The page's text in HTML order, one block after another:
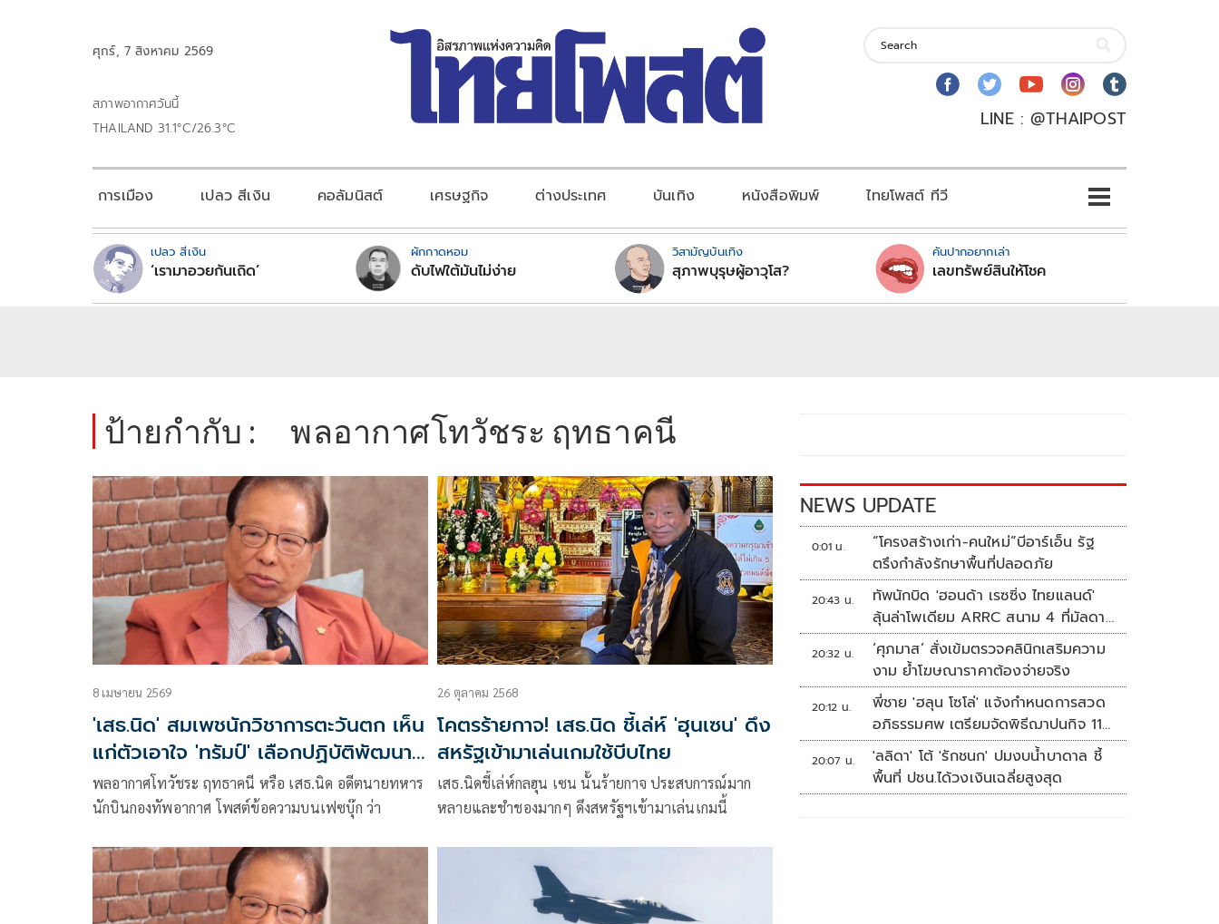
ศุกร์, 7 สิงหาคม 2569
สภาพอากาศวันนี้
THAILAND 31.1°C/26.3°C
LINE : @THAIPOST
การเมือง เปลว สีเงิน คอลัมนิสต์ เศรษฐกิจ ต่างประเทศ บันเทิง หนังสือพิมพ์ ไทยโพสต์ ทีวี
เปลว สีเงิน
‘เรามาอวยกันเถิด’
ผักกาดหอม
ดับไฟใต้มันไม่ง่าย
วิสามัญบันเทิง
สุภาพบุรุษผู้อาวุโส?
คันปากอยากเล่า
เลขทรัพย์สินให้โชค
ป้ายกำกับ : พลอากาศโทวัชระ ฤทธาคนี
8 เมษายน 2569
'เสธ.นิด' สมเพชนักวิชาการตะวันตก เห็น
แก่ตัวเอาใจ 'ทรัมป์' เลือกปฏิบัติพัฒนา
อาวุธนิวเคลียร์
พลอากาศโทวัชระ ฤทธาคนี หรือ เสธ.นิด อดีตนายทหาร
นักบินกองทัพอากาศ โพสต์ข้อความบนเฟซบุ๊ก ว่า
26 ตุลาคม 2568
โคตรร้ายกาจ! เสธ.นิด ชี้เล่ห์ 'ฮุนเซน' ดึง
สหรัฐเข้ามาเล่นเกมใช้บีบไทย
เสธ.นิดชี้เล่ห์กลฮุน เซน นั้นร้ายกาจ ประสบการณ์มาก
หลายและชำชองมากๆ ดึงสหรัฐฯเข้ามาเล่นเกมนี้
NEWS UPDATE
0:01 น.
“โครงสร้างเก่า-คนใหม่”บีอาร์เอ็น รัฐ
ตรึงกำลังรักษาพื้นที่ปลอดภัย
20:43 น.
ทัพนักบิด 'ฮอนด้า เรซซิ่ง ไทยแลนด์'
ลุ้นล่าโพเดียม ARRC สนาม 4 ที่มัลดาลิ
กา
20:32 น.
‘ศุภมาส’ สั่งเข้มตรวจคลินิกเสริมความ
งาม ย้ำโฆษณาราคาต้องจ่ายจริง
20:12 น.
พี่ชาย 'ฮลุน โซโล่' แจ้งกำหนดการสวด
อภิธรรมศพ เตรียมจัดพิธีฌาปนกิจ 11
ส.ค.
20:07 น.
'ลลิดา' โต้ 'รักชนก' ปมงบน้ำบาดาล ชี้
พื้นที่ ปชน.ได้วงเงินเฉลี่ยสูงสุด